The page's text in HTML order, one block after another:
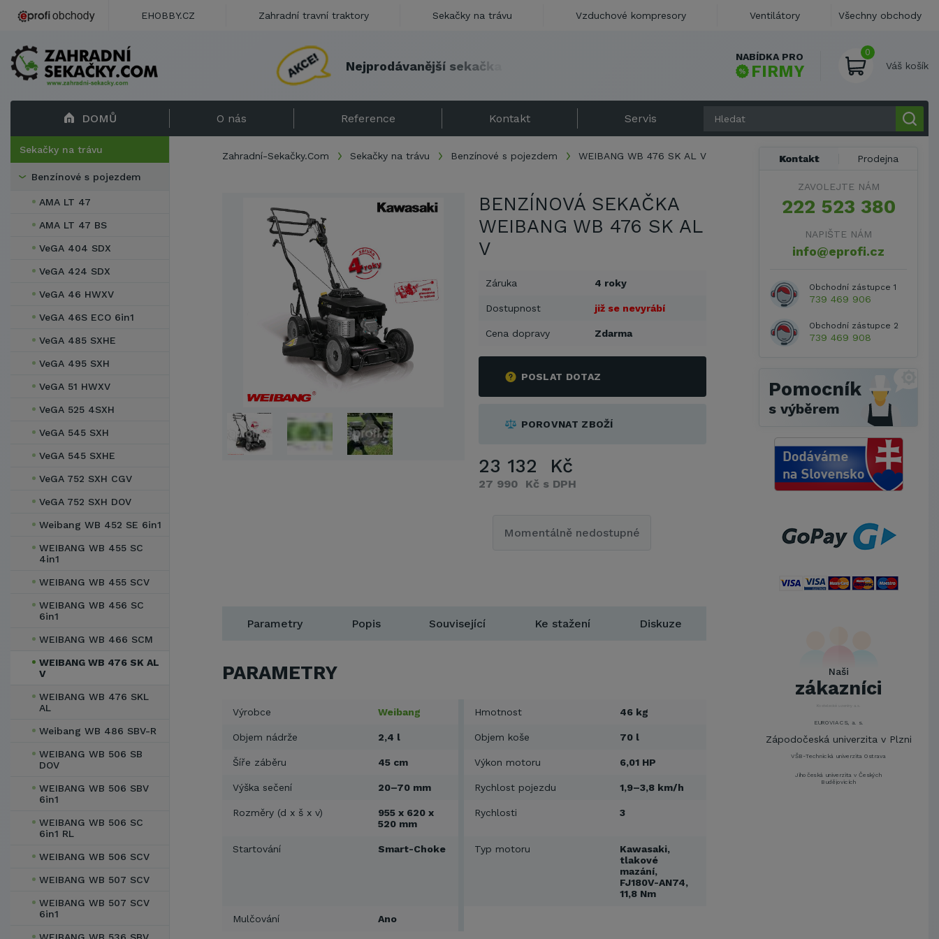
Nejprodávanější sekač
NABÍDKA PRO
FIRMY
0
Váš košík
DOMŮ O nás Reference Kontakt Servis
Sekačky na trávu
Benzínové s pojezdem
AMA LT 47
AMA LT 47 BS
VeGA 404 SDX
VeGA 424 SDX
VeGA 46 HWXV
VeGA 46S ECO 6in1
VeGA 485 SXHE
VeGA 495 SXH
VeGA 51 HWXV
VeGA 525 4SXH
VeGA 545 SXH
VeGA 545 SXHE
VeGA 752 SXH CGV
VeGA 752 SXH DOV
Weibang WB 452 SE 6in1
WEIBANG WB 455 SC
4in1
WEIBANG WB 455 SCV
WEIBANG WB 456 SC
6in1
WEIBANG WB 466 SCM
WEIBANG WB 476 SK AL
V
WEIBANG WB 476 SKL
AL
Weibang WB 486 SBV-R
WEIBANG WB 506 SB
DOV
WEIBANG WB 506 SBV
6in1
WEIBANG WB 506 SC
6in1 RL
WEIBANG WB 506 SCV
WEIBANG WB 507 SCV
WEIBANG WB 507 SCV
6in1
Zahradní-Sekačky.Com Sekačky na trávu Benzínové s pojezdem WEIBANG WB 476 SK AL V
BENZÍNOVÁ SEKAČKA
WEIBANG WB 476 SK AL
V
Záruka 4 roky
Dostupnost již se nevyrábí
Cena dopravy Zdarma
POSLAT DOTAZ
POROVNAT ZBOŽÍ
23 132 Kč
27 990 Kč s DPH
Momentálně nedostupné
Parametry Popis Související Ke stažení Diskuze
PARAMETRY
Výrobce Weibang Hmotnost 46 kg
Objem nádrže 2,4 l Objem koše 70 l
Šíře záběru 45 cm Výkon motoru 6,01 HP
Výška sečení 20–70 mm Rychlost pojezdu 1,9–3,8 km/h
Rozměry (d x š x v)
955 x 620 x
520 mm
Rychlosti 3
Startování Smart-Choke Typ motoru
Kawasaki,
tlakové
mazání,
FJ180V-AN74,
11,8 Nm
Mulčování Ano
Kontakt Prodejna
ZAVOLEJTE NÁM
222 523 380
NAPIŠTE NÁM
info@eprofi.cz
Obchodní zástupce 1
739 469 906
Obchodní zástupce 2
739 469 908
Pomocník
s výběrem
Naši
zákazníci
Arcibiskupství pražské
Kostelecké uzeniny a.s.
EUROVIA CS, a. s.
Zápodočeská univerzita v Plzni
VŠB-Technická univerzita Ostrava
Jihočeská univerzita v Českých
Metrostav a.s.
EHOBBY.CZ Zahradní travní traktory Sekačky na trávu Vzduchové kompresory Ventilátory Všechny obchody